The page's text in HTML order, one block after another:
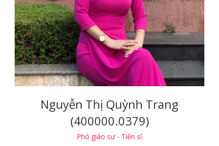
Nguyễn Thị Quỳnh Trang
(400000.0379)
Phó giáo sư - Tiến sĩ